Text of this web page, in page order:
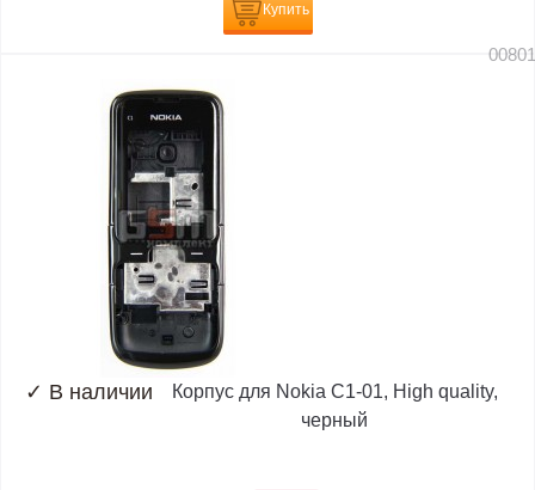
Купить
✓ В наличии
Корпус для Nokia C1-01, High quality,
черный